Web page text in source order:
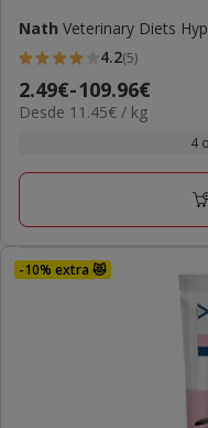
Nath Veterinary Diets
4.2
estrelas
com
avaliações
4.2(5)
Preço
de
a
2.49€-109.96€
11.45€
Desde 11.45€ / kg
4
-10% extra 😻